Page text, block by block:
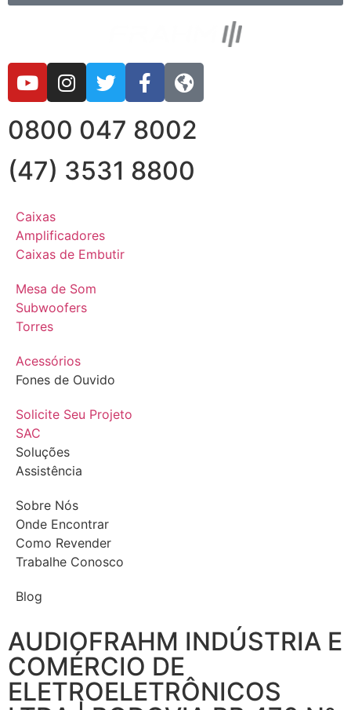
0800 047 8002
(47) 3531 8800
Caixas
Amplificadores
Caixas de Embutir
Mesa de Som
Subwoofers
Torres
Acessórios
Fones de Ouvido
Solicite Seu Projeto
SAC
Soluções
Assistência
Sobre Nós
Onde Encontrar
Como Revender
Trabalhe Conosco
Blog
AUDIOFRAHM INDÚSTRIA E
COMÉRCIO DE
ELETROELETRÔNICOS